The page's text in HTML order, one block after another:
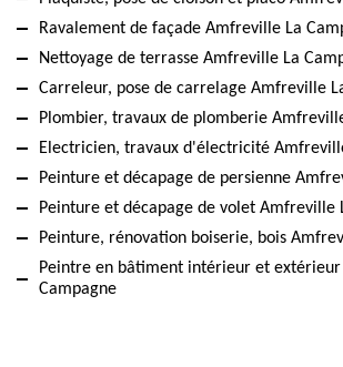
Ravalement de façade Amfreville La
Nettoyage de terrasse Amfreville La
Carreleur, pose de carrelage Amfreville
Plombier, travaux de plomberie
Electricien, travaux d'électricité
Peinture et décapage de persienne
Peinture et décapage de volet Amfreville
Peinture, rénovation boiserie, bois
Peintre en bâtiment intérieur et
Campagne